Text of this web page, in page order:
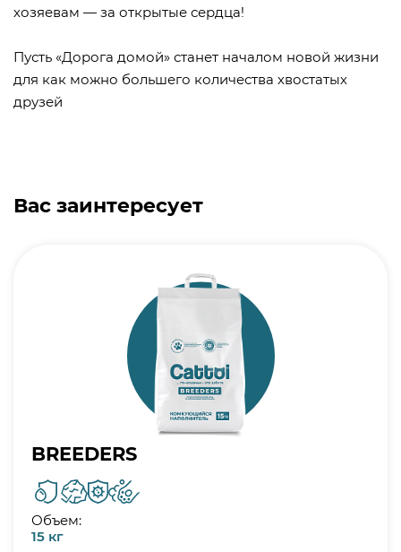
хозяевам — за открытые сердца!
Пусть «Дорога домой» станет началом новой жизни
для как можно большего количества хвостатых
друзей
Вас заинтересует
BREEDERS
Объем:
15 кг